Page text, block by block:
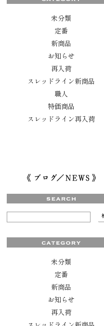
未分類
定番
新商品
お知らせ
再入荷
スレッドライン新商品
職人
特価商品
スレッドライン再入荷
未分類
定番
新商品
お知らせ
再入荷